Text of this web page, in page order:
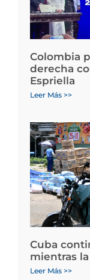
Colombia
derecha
Espriella
Leer Más >>
Cuba
mientras
Leer Más >>